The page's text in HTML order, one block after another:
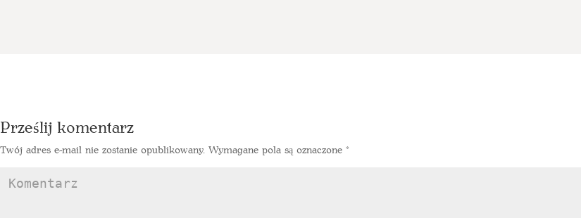
Prześlij komentarz
Twój adres e-mail nie zostanie opublikowany. Wymagane pola są oznaczone *